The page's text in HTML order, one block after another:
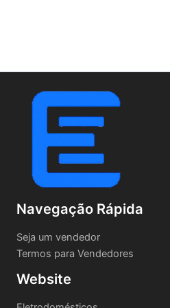
Navegação Rápida
Seja um vendedor
Termos para Vendedores
Website